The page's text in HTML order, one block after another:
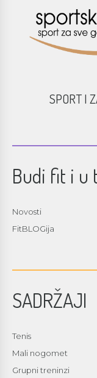
SPORT I
Budi fit i u
Novosti
FitBLOGija
SADRŽAJI
Tenis
Mali nogomet
Grupni treninzi